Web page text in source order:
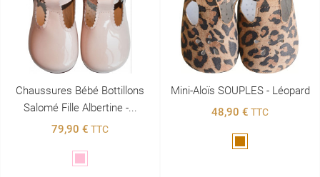
Chaussures Bébé Bottillons
Salomé Fille Albertine -...
79,90 € TTC
Mini-Aloïs SOUPLES - Léopard
48,90 € TTC